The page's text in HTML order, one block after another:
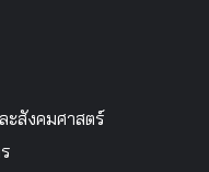
สังคมศาสตร์